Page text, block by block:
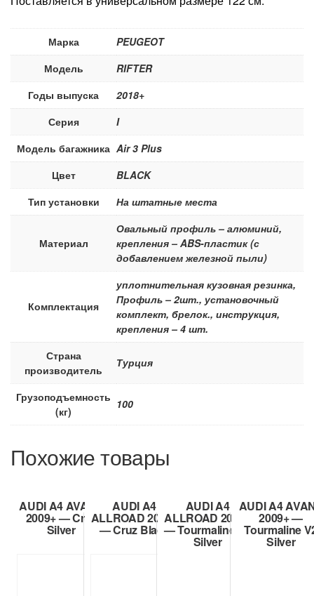
Марка
PEUGEOT
Модель
RIFTER
Годы выпуска
2018+
Серия
I
Модель багажника Air 3 Plus
Цвет
BLACK
Тип установки
На штатные места
Материал
Овальный профиль – алюминий,
крепления – ABS-пластик (с
добавлением железной пыли)
Комплектация
уплотнительная кузовная резинка,
Профиль – 2шт., установочный
комплект, брелок., инструкция,
крепления – 4 шт.
Страна
производитель
Турция
Грузоподъемность
(кг)
100
Похожие товары
AUDI A4 AVANT
2009+ — Cruz
Silver
AUDI A4
ALLROAD 2009+
— Cruz Black
AUDI A4
ALLROAD 2009+
— Tourmaline V1
Silver
AUDI A4
2009+ —
Tourmaline
Silver